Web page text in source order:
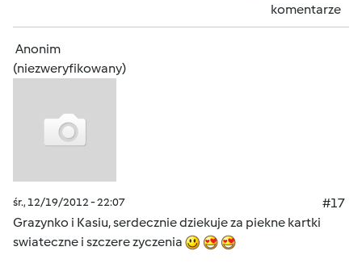
komentarze
Anonim
(niezweryfikowany)
śr., 12/19/2012 - 22:07
#17
Grazynko i Kasiu, serdecznie dziekuje za piekne kartki
swiateczne i szczere zyczenia